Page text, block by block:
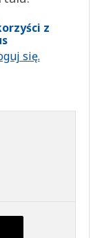
z
się.